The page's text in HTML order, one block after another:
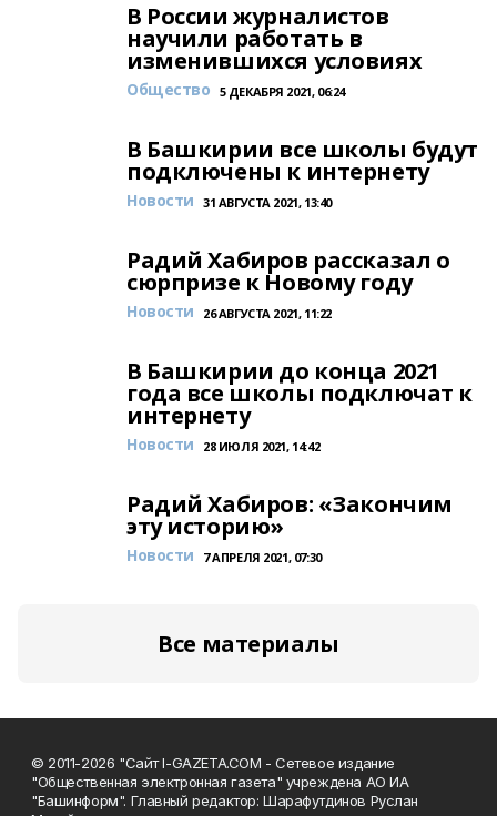
В России журналистов
научили работать в
изменившихся условиях
Общество 5 ДЕКАБРЯ 2021, 06:24
В Башкирии все школы будут
подключены к интернету
Новости 31 АВГУСТА 2021, 13:40
Радий Хабиров рассказал о
сюрпризе к Новому году
Новости 26 АВГУСТА 2021, 11:22
В Башкирии до конца 2021
года все школы подключат к
интернету
Новости 28 ИЮЛЯ 2021, 14:42
Радий Хабиров: «Закончим
эту историю»
Новости 7 АПРЕЛЯ 2021, 07:30
Все материалы
© 2011-2026 "Сайт I-GAZETA.COM - Сетевое издание
"Общественная электронная газета" учреждена АО ИА
"Башинформ". Главный редактор: Шарафутдинов Руслан